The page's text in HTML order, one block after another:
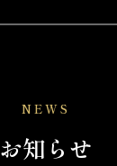
NEWS
お知らせ